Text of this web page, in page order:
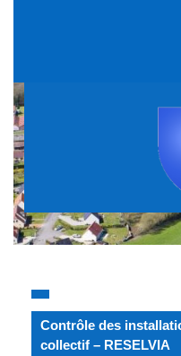
content
Contrôle des
collectif – RESELVIA